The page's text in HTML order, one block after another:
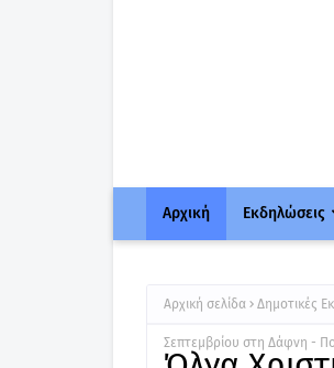
Αρχική Εκδηλώσεις
Αρχική σελίδα Δημοτικές
Σεπτεμβρίου στη Δάφνη -